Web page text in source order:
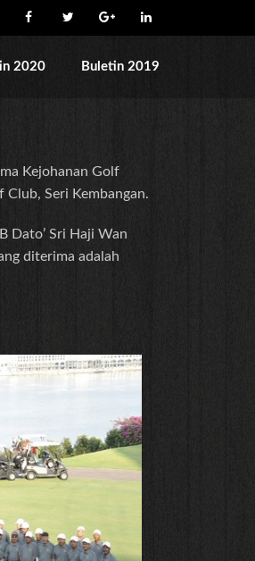
2020 Buletin 2019
Kejohanan Golf
Club, Seri Kembangan.
Dato’ Sri Haji Wan
diterima adalah